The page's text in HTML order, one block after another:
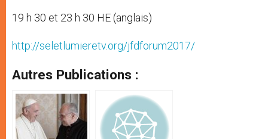
19 h 30 et 23 h 30 HE (anglais)
http://seletlumieretv.org/jfdforum2017/
Autres Publications :